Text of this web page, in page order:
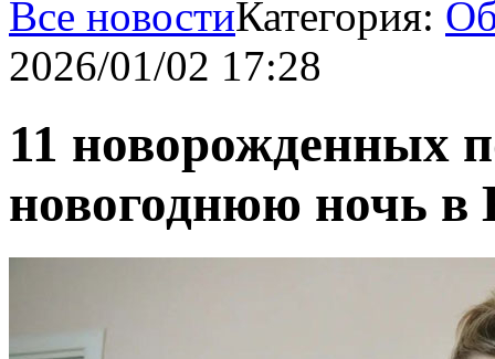
Все новостиКатегория:
2026/01/02 17:28
11 новорожденных
новогоднюю ночь в